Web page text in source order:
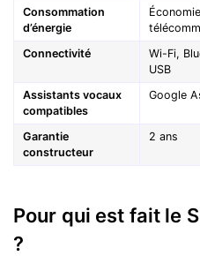
Consommation
d’énergie
Connectivité
Wi-Fi,
USB
Assistants vocaux
compatibles
Google
Garantie
constructeur
2 ans
Pour qui est fait le
?